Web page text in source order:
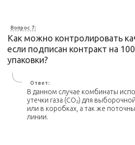
Вопрос 7:
Как можно контролировать
если подписан контракт на
упаковки?
Ответ:
В данном случае комбинаты
утечки газа (СО₂) для
или в коробках, а так же
линии.